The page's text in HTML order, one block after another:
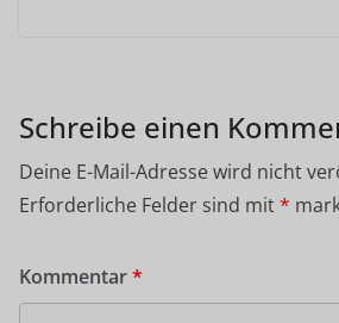
Schreibe einen
Deine E-Mail-Adresse wird nicht
Erforderliche Felder sind mit*
Kommentar*